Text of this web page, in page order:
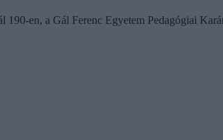
en, a Gál Ferenc Egyetem Pedagógiai